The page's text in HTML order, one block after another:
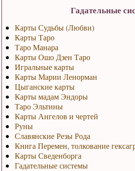
Гадательные
Карты Судьбы (Любви)
Карты Таро
Таро Манара
Карты Ошо Дзен Таро
Игральные карты
Карты Марии Ленорман
Цыганские карты
Карты мадам Эндоры
Таро Эльтины
Карты Ангелов и чертей
Руны
Славянские Резы Рода
Книга Перемен, толкование
Карты Сведенборга
Гадательные системы